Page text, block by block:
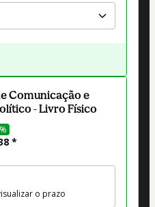
Comunicação e
- Livro Físico
*
o prazo